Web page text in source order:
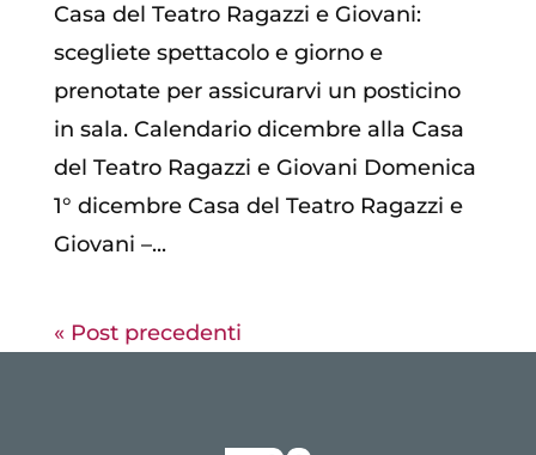
Casa del Teatro Ragazzi e Giovani:
scegliete spettacolo e giorno e
prenotate per assicurarvi un posticino
in sala. Calendario dicembre alla Casa
del Teatro Ragazzi e Giovani Domenica
1° dicembre Casa del Teatro Ragazzi e
Giovani –...
« Post precedenti